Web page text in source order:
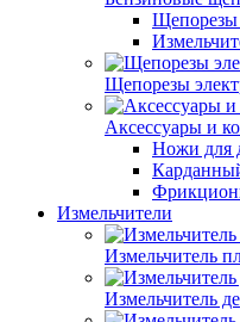
Щепорезы
Щепорезы
Аксессуары и
Ножи для
Измельчители
Измельчитель
Измельчитель